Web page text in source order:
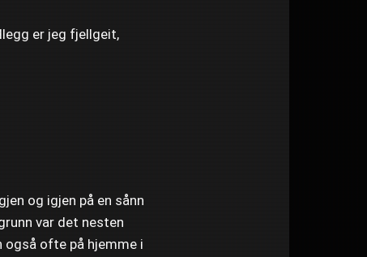
er jeg fjellgeit,
og igjen på en sånn
var det nesten
også ofte på hjemme i